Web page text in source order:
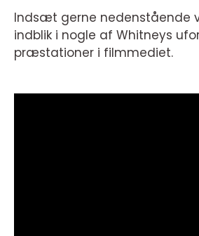
Indsæt gerne nedenstående
indblik i nogle af Whitneys
præstationer i filmmediet.